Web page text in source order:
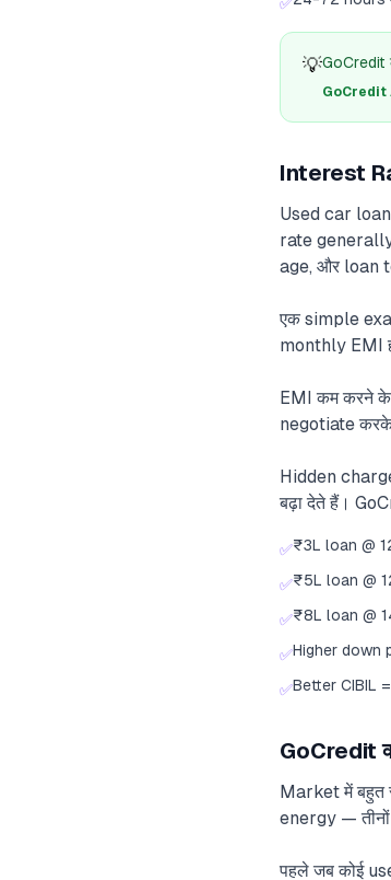
💡GoCredit
GoCredit
Interest
Used car
rate generally
age, और loan
एक simple
monthly EMI
EMI कम करने के
negotiate
Hidden
बढ़ा देते हैं।
✅₹3L loan @
✅₹5L loan @
✅₹8L loan @
✅Higher down
✅Better CIBIL
GoCredit
Market में बहुत
energy — तीनों
पहले जब कोई